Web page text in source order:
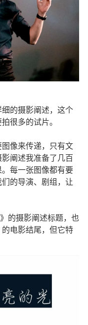
的摄影阐述，这个
很多的试片。
像来传递，只有文
阐述我准备了几百
每一张图像都有要
的导演、剧组，让
的摄影阐述标题，也
电影结尾，但它特